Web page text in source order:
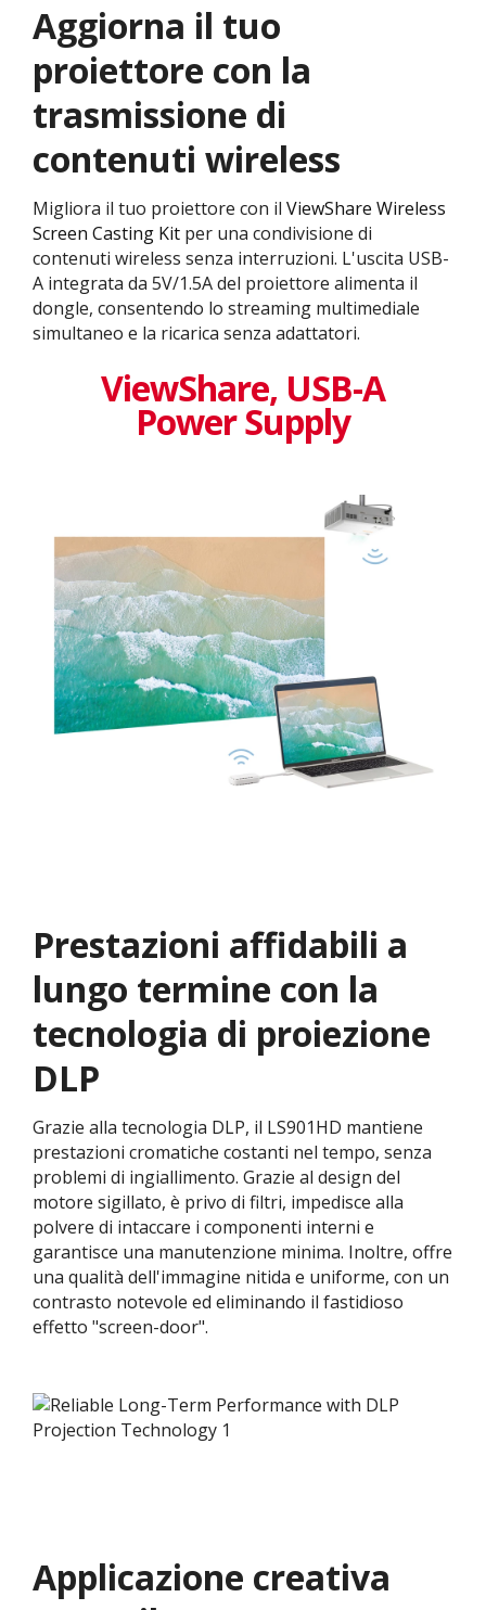
Aggiorna il tuo
proiettore con la
trasmissione di
contenuti wireless
Migliora il tuo proiettore con il ViewShare Wireless
Screen Casting Kit per una condivisione di
contenuti wireless senza interruzioni. L'uscita USB-
A integrata da 5V/1.5A del proiettore alimenta il
dongle, consentendo lo streaming multimediale
simultaneo e la ricarica senza adattatori.
ViewShare​, USB-A
Power Supply
Prestazioni affidabili a
lungo termine con la
tecnologia di proiezione
DLP​
Grazie alla tecnologia DLP, il LS901HD mantiene
prestazioni cromatiche costanti nel tempo, senza
problemi di ingiallimento. Grazie al design del
motore sigillato, è privo di filtri, impedisce alla
polvere di intaccare i componenti interni e
garantisce una manutenzione minima. Inoltre, offre
una qualità dell'immagine nitida e uniforme, con un
contrasto notevole ed eliminando il fastidioso
effetto "screen-door".
Applicazione creativa